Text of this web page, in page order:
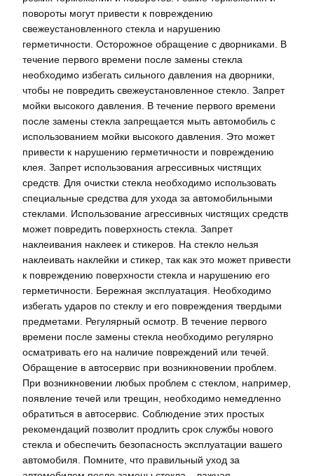
повороты могут привести к повреждению
свежеустановленного стекла и нарушению
герметичности. Осторожное обращение с дворниками. В
течение первого времени после замены стекла
необходимо избегать сильного давления на дворники,
чтобы не повредить свежеустановленное стекло. Запрет
мойки высокого давления. В течение первого времени
после замены стекла запрещается мыть автомобиль с
использованием мойки высокого давления. Это может
привести к нарушению герметичности и повреждению
клея. Запрет использования агрессивных чистящих
средств. Для очистки стекла необходимо использовать
специальные средства для ухода за автомобильными
стеклами. Использование агрессивных чистящих средств
может повредить поверхность стекла. Запрет
наклеивания наклеек и стикеров. На стекло нельзя
наклеивать наклейки и стикер, так как это может привести
к повреждению поверхности стекла и нарушению его
герметичности. Бережная эксплуатация. Необходимо
избегать ударов по стеклу и его повреждения твердыми
предметами. Регулярный осмотр. В течение первого
времени после замены стекла необходимо регулярно
осматривать его на наличие повреждений или течей.
Обращение в автосервис при возникновении проблем.
При возникновении любых проблем с стеклом, например,
появление течей или трещин, необходимо немедленно
обратиться в автосервис. Соблюдение этих простых
рекомендаций позволит продлить срок службы нового
стекла и обеспечить безопасность эксплуатации вашего
автомобиля. Помните, что правильный уход за